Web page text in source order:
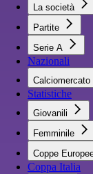
La società
Partite
Serie A
Nazionali
Calciomercato
Statistiche
Giovanili
Femminile
Coppe
Coppa Italia